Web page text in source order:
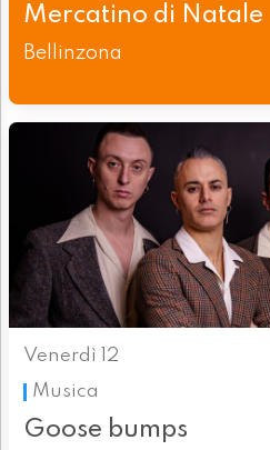
Mercatino di Natale
Bellinzona
Venerdì 12
Musica
Goose bumps